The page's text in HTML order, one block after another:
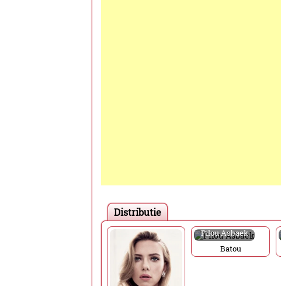
Distributie
Pilou Asbaek
Batou